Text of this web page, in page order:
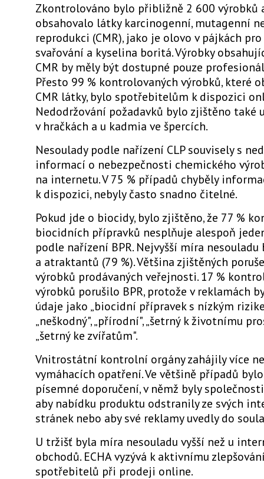
Zkontrolováno bylo přibližně 2 600 výrobků
obsahovalo látky karcinogenní, mutagenní
reprodukci (CMR), jako je olovo v pájkách
svařování a kyselina boritá. Výrobky
CMR by měly být dostupné pouze
Přesto 99 % kontrolovaných výrobků, které
CMR látky, bylo spotřebitelům k dispozici
Nedodržování požadavků bylo zjištěno také
v hračkách a u kadmia ve špercích.
Nesoulady podle nařízení CLP souvisely s
informací o nebezpečnosti chemického
na internetu. V 75 % případů chyběly
k dispozici, nebyly často snadno čitelné.
Pokud jde o biocidy, bylo zjištěno, že 77 %
biocidních přípravků nesplňuje alespoň
podle nařízení BPR. Nejvyšší míra
a atraktantů (79 %). Většina zjištěných
výrobků prodávaných veřejnosti. 17 %
výrobků porušilo BPR, protože v reklamách
údaje jako „biocidní přípravek s nízkým
„neškodný", „přírodní", „šetrný k životnímu
„šetrný ke zvířatům".
Vnitrostátní kontrolní orgány zahájily více
vymáhacích opatření. Ve většině případů
písemné doporučení, v němž byly
aby nabídku produktu odstranily ze svých
stránek nebo aby své reklamy uvedly do
U tržišť byla míra nesouladu vyšší než u
obchodů. ECHA vyzývá k aktivnímu
spotřebitelů při prodeji online.